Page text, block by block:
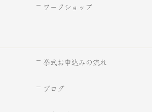
ワークショップ
挙式お申込みの流れ
ブログ